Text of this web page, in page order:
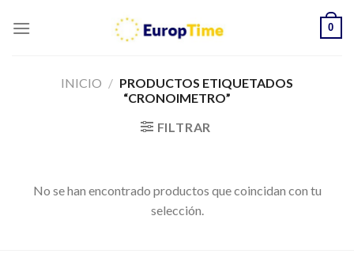
0
INICIO / PRODUCTOS ETIQUETADOS
“CRONOIMETRO”
FILTRAR
No se han encontrado productos que coincidan con tu
selección.